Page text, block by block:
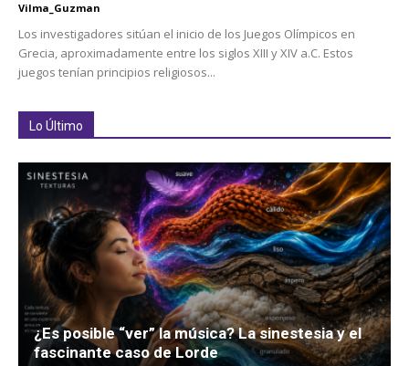
Vilma_Guzman
Los investigadores sitúan el inicio de los Juegos Olímpicos en
Grecia, aproximadamente entre los siglos XIII y XIV a.C. Estos
juegos tenían principios religiosos...
Lo Último
¿Es posible “ver” la música? La sinestesia y el
fascinante caso de Lorde